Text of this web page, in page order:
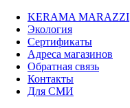
KERAMA MARAZZI
Экология
Сертификаты
Адреса магазинов
Обратная связь
Контакты
Для СМИ